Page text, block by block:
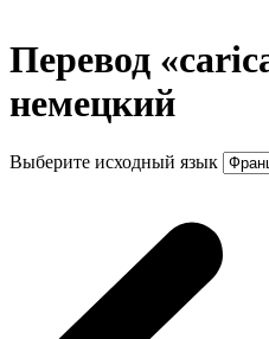
Перевод
немецкий
Выберите исходный язык